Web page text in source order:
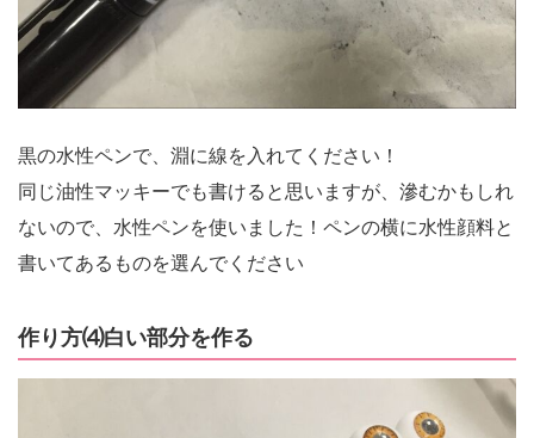
黒の水性ペンで、淵に線を入れてください！
同じ油性マッキーでも書けると思いますが、滲むかもしれ
ないので、水性ペンを使いました！ペンの横に水性顔料と
書いてあるものを選んでください
作り方⑷白い部分を作る